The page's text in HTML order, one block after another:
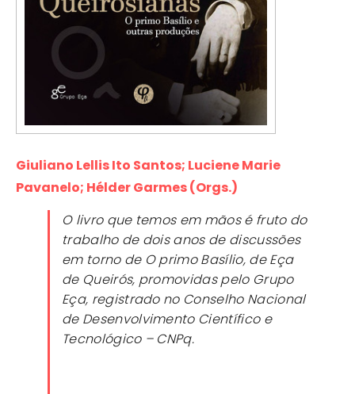
Giuliano Lellis Ito Santos; Luciene Marie
Pavanelo; Hélder Garmes (Orgs.)
O livro que temos em mãos é fruto do
trabalho de dois anos de discussões
em torno de O primo Basílio, de Eça
de Queirós, promovidas pelo Grupo
Eça, registrado no Conselho Nacional
de Desenvolvimento Científico e
Tecnológico – CNPq.